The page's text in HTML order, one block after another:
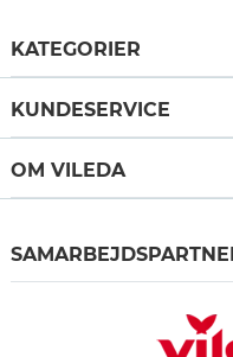
KATEGORIER
KUNDESERVICE
OM VILEDA